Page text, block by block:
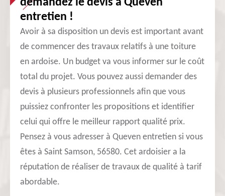
demandez le devis à Queven
entretien !
Avoir à sa disposition un devis est important avant
de commencer des travaux relatifs à une toiture
en ardoise. Un budget va vous informer sur le coût
total du projet. Vous pouvez aussi demander des
devis à plusieurs professionnels afin que vous
puissiez confronter les propositions et identifier
celui qui offre le meilleur rapport qualité prix.
Pensez à vous adresser à Queven entretien si vous
êtes à Saint Samson, 56580. Cet ardoisier a la
réputation de réaliser de travaux de qualité à tarif
abordable.